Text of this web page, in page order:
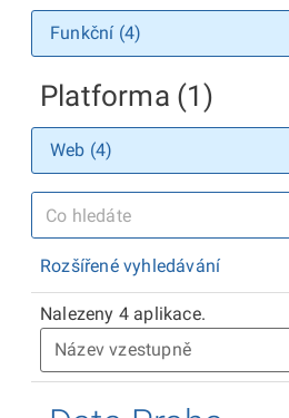
Funkční (4)
Platforma (1)
Web (4)
Rozšířené vyhledávání
Nalezeny 4 aplikace.